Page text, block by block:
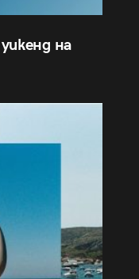
на